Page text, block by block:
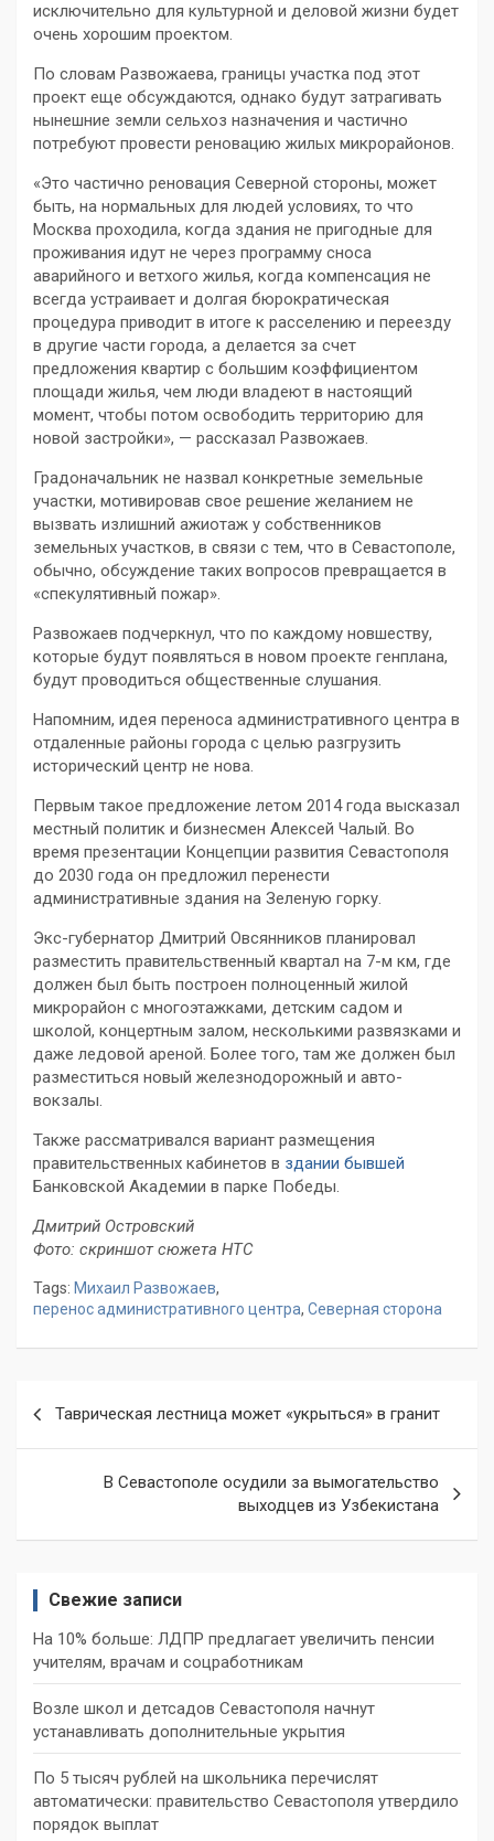
исключительно для культурной и деловой жизни будет
очень хорошим проектом.
По словам Развожаева, границы участка под этот
проект еще обсуждаются, однако будут затрагивать
нынешние земли сельхоз назначения и частично
потребуют провести реновацию жилых микрорайонов.
«Это частично реновация Северной стороны, может
быть, на нормальных для людей условиях, то что
Москва проходила, когда здания не пригодные для
проживания идут не через программу сноса
аварийного и ветхого жилья, когда компенсация не
всегда устраивает и долгая бюрократическая
процедура приводит в итоге к расселению и переезду
в другие части города, а делается за счет
предложения квартир с большим коэффициентом
площади жилья, чем люди владеют в настоящий
момент, чтобы потом освободить территорию для
новой застройки», — рассказал Развожаев.
Градоначальник не назвал конкретные земельные
участки, мотивировав свое решение желанием не
вызвать излишний ажиотаж у собственников
земельных участков, в связи с тем, что в Севастополе,
обычно, обсуждение таких вопросов превращается в
«спекулятивный пожар».
Развожаев подчеркнул, что по каждому новшеству,
которые будут появляться в новом проекте генплана,
будут проводиться общественные слушания.
Напомним, идея переноса административного центра в
отдаленные районы города с целью разгрузить
исторический центр не нова.
Первым такое предложение летом 2014 года высказал
местный политик и бизнесмен Алексей Чалый. Во
время презентации Концепции развития Севастополя
до 2030 года он предложил перенести
административные здания на Зеленую горку.
Экс-губернатор Дмитрий Овсянников планировал
разместить правительственный квартал на 7-м км, где
должен был быть построен полноценный жилой
микрорайон с многоэтажками, детским садом и
школой, концертным залом, несколькими развязками и
даже ледовой ареной. Более того, там же должен был
разместиться новый железнодорожный и авто-
вокзалы.
Также рассматривался вариант размещения
правительственных кабинетов в здании бывшей
Банковской Академии в парке Победы.
Дмитрий Островский
Фото: скриншот сюжета НТС
Tags: Михаил Развожаев,
перенос административного центра, Северная сторона
записям
Таврическая лестница может «укрыться» в гранит
В Севастополе осудили за вымогательство
выходцев из Узбекистана
Свежие записи
На 10% больше: ЛДПР предлагает увеличить пенсии
учителям, врачам и соцработникам
Возле школ и детсадов Севастополя начнут
устанавливать дополнительные укрытия
По 5 тысяч рублей на школьника перечислят
автоматически: правительство Севастополя утвердило
порядок выплат